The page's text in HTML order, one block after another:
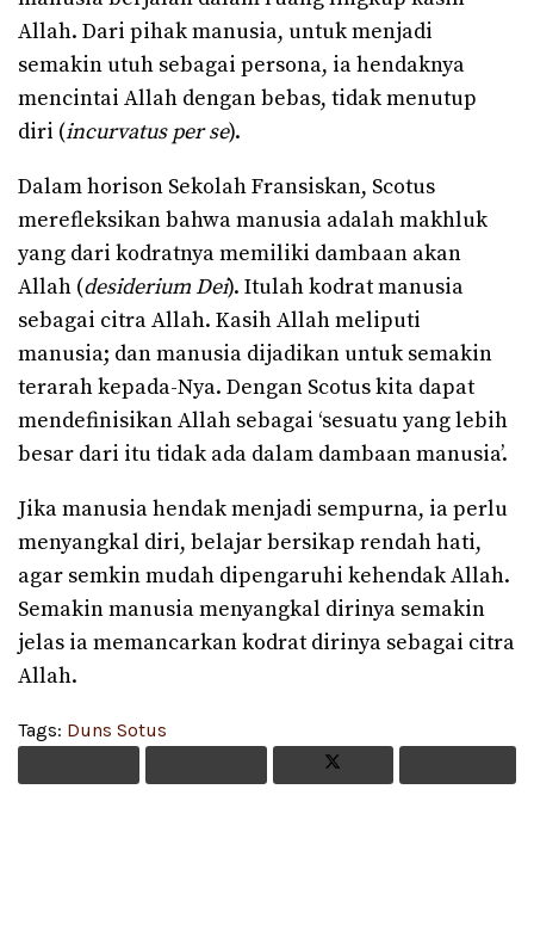
Allah. Dari pihak manusia, untuk menjadi
semakin utuh sebagai persona, ia hendaknya
mencintai Allah dengan bebas, tidak menutup
diri (incurvatus per se).
Dalam horison Sekolah Fransiskan, Scotus
merefleksikan bahwa manusia adalah makhluk
yang dari kodratnya memiliki dambaan akan
Allah (desiderium Dei). Itulah kodrat manusia
sebagai citra Allah. Kasih Allah meliputi
manusia; dan manusia dijadikan untuk semakin
terarah kepada-Nya. Dengan Scotus kita dapat
mendefinisikan Allah sebagai ‘sesuatu yang lebih
besar dari itu tidak ada dalam dambaan manusia’.
Jika manusia hendak menjadi sempurna, ia perlu
menyangkal diri, belajar bersikap rendah hati,
agar semkin mudah dipengaruhi kehendak Allah.
Semakin manusia menyangkal dirinya semakin
jelas ia memancarkan kodrat dirinya sebagai citra
Allah.
Tags: Duns Sotus